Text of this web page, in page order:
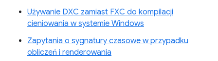
Używanie DXC zamiast FXC do kompilacji
cieniowania w systemie Windows
Zapytania o sygnatury czasowe w przypadku
obliczeń i renderowania